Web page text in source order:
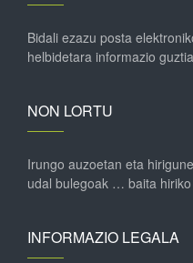
Bidali ezazu posta
helbidetara informazio
NON LORTU
Irungo auzoetan eta
udal bulegoak … baita
INFORMAZIO LEGALA